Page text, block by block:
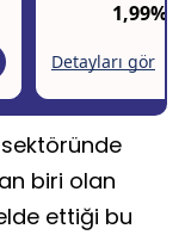
biri olan
ettiği bu